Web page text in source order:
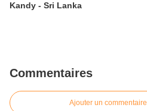
Kandy - Sri Lanka
Commentaires
Ajouter un commentaire